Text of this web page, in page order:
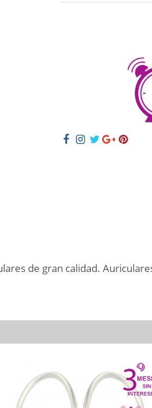
de gran calidad.